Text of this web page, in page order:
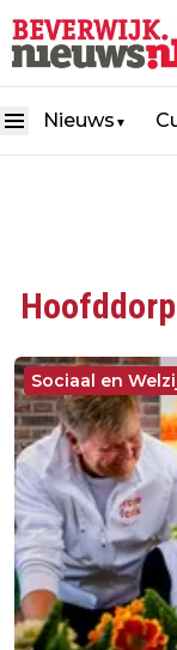
Nieuws ▼
Hoofddorp
Sociaal en